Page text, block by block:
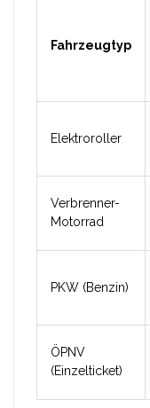
Fahrzeugtyp
Elektroroller
Verbrenner-
Motorrad
PKW (Benzin)
ÖPNV
(Einzelticket)